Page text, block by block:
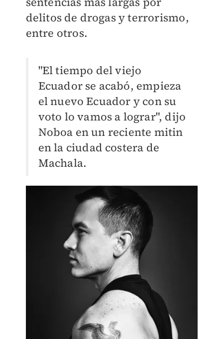
delitos de drogas y terrorismo,
entre otros.
"El tiempo del viejo
Ecuador se acabó, empieza
el nuevo Ecuador y con su
voto lo vamos a lograr", dijo
Noboa en un reciente mitin
en la ciudad costera de
Machala.